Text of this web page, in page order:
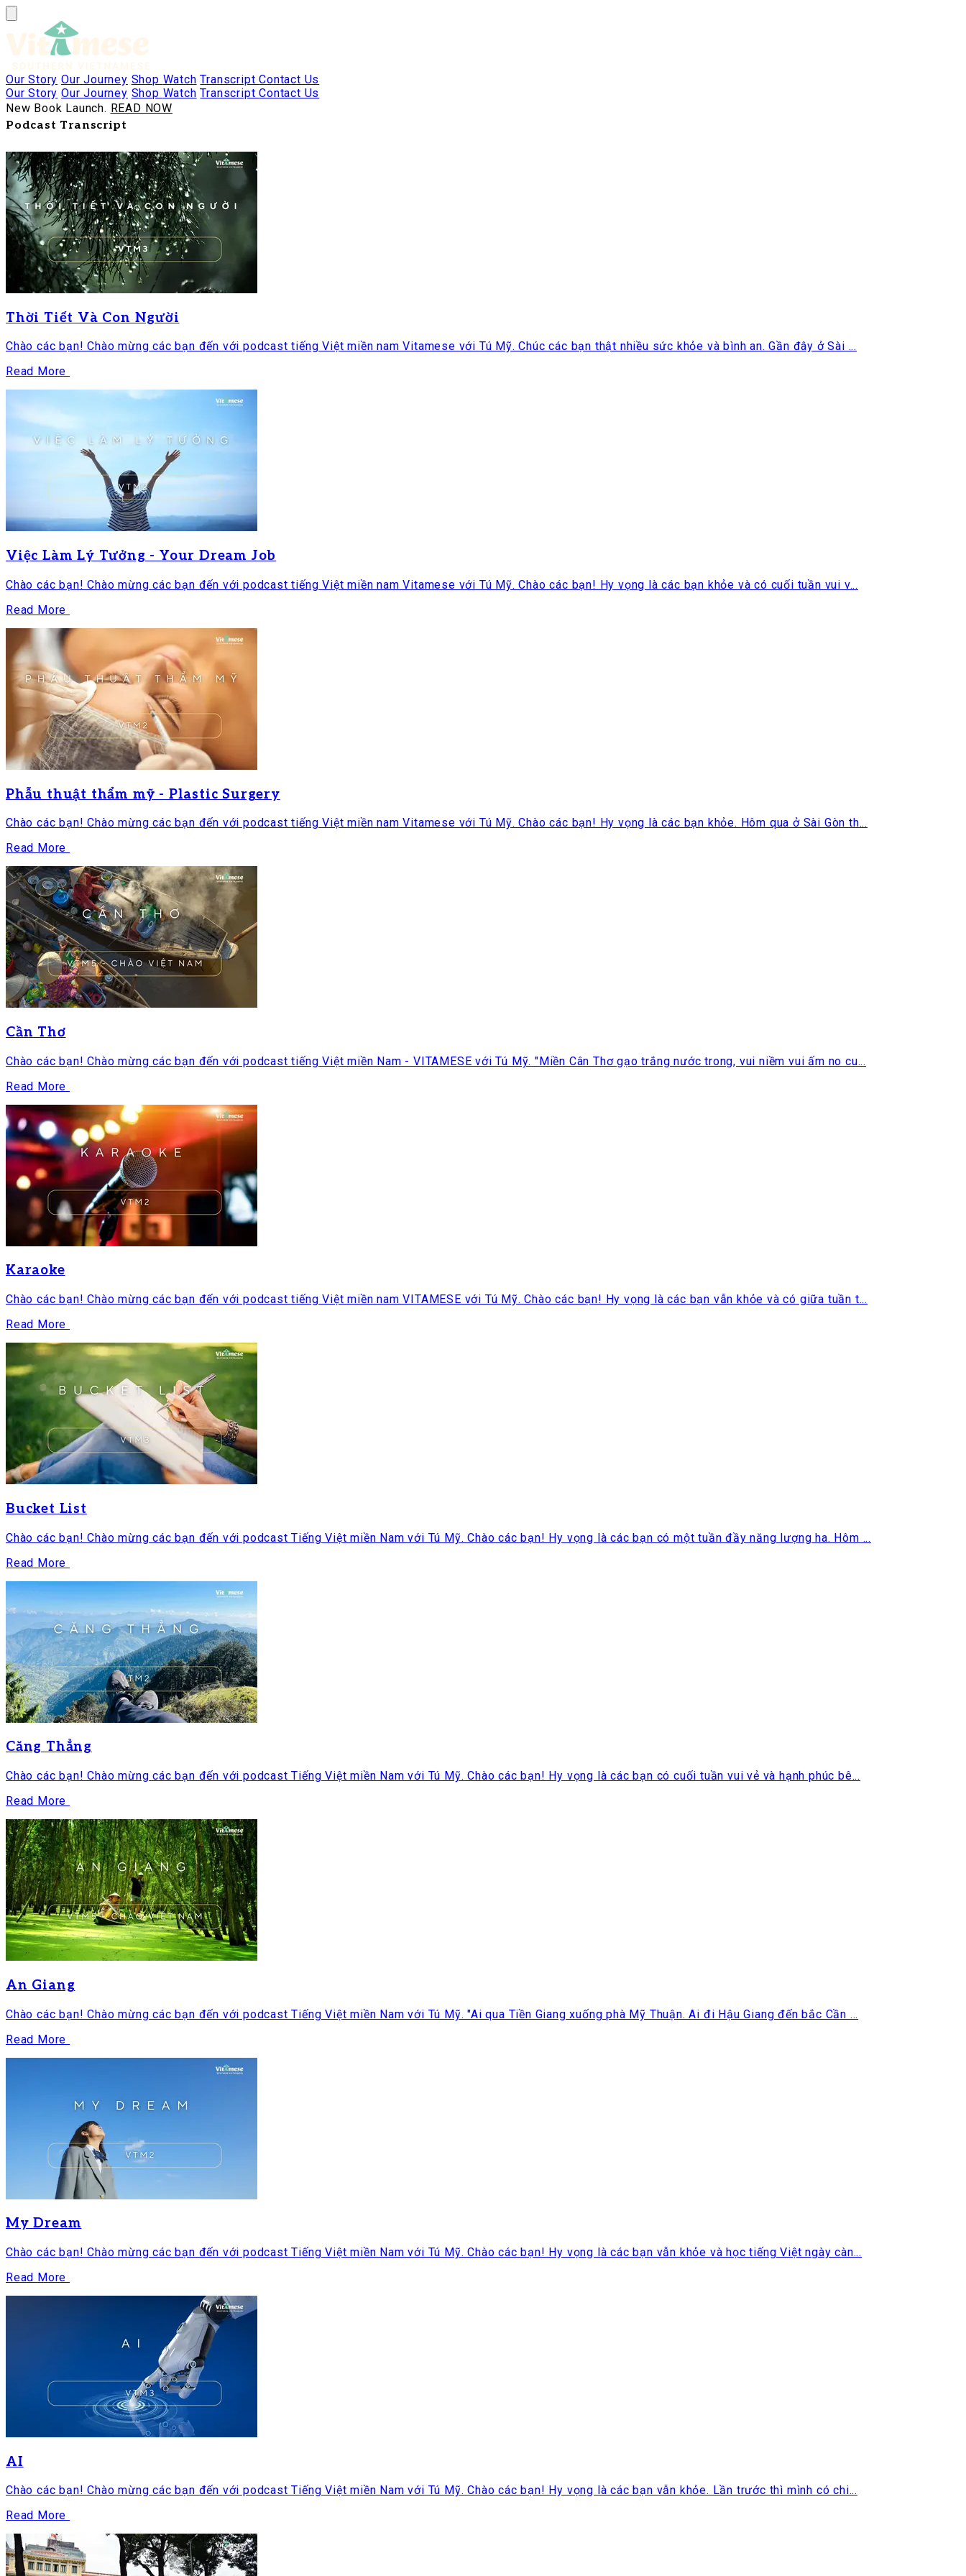
Our Story Our Journey Shop Watch TranscriptContact Us
Our Story Our Journey Shop Watch TranscriptContact Us
New Book Launch. READ NOW
Podcast Transcript
Thời Tiết Và Con Người
Chào các bạn! Chào mừng các bạn đến với podcast tiếng Việt miền nam Vitamese với Tú Mỹ. Chúc các bạn thật nhiều sức khỏe và bình an. Gần đây ở Sài ...
Read More
Việc Làm Lý Tưởng - Your Dream Job
Chào các bạn! Chào mừng các bạn đến với podcast tiếng Việt miền nam Vitamese với Tú Mỹ. Chào các bạn! Hy vọng là các bạn khỏe và có cuối tuần vui v...
Read More
Phẫu thuật thẩm mỹ - Plastic Surgery
Chào các bạn! Chào mừng các bạn đến với podcast tiếng Việt miền nam Vitamese với Tú Mỹ. Chào các bạn! Hy vọng là các bạn khỏe. Hôm qua ở Sài Gòn th...
Read More
Cần Thơ
Chào các bạn! Chào mừng các bạn đến với podcast tiếng Việt miền Nam - VITAMESE với Tú Mỹ. "Miền Cân Thơ gạo trắng nước trong, vui niềm vui ấm no cu...
Read More
Karaoke
Chào các bạn! Chào mừng các bạn đến với podcast tiếng Việt miền nam VITAMESE với Tú Mỹ. Chào các bạn! Hy vọng là các bạn vẫn khỏe và có giữa tuần t...
Read More
Bucket List
Chào các bạn! Chào mừng các bạn đến với podcast Tiếng Việt miền Nam với Tú Mỹ. Chào các bạn! Hy vọng là các bạn có một tuần đầy năng lượng ha. Hôm ...
Read More
Căng Thẳng
Chào các bạn! Chào mừng các bạn đến với podcast Tiếng Việt miền Nam với Tú Mỹ. Chào các bạn! Hy vọng là các bạn có cuối tuần vui vẻ và hạnh phúc bê...
Read More
An Giang
Chào các bạn! Chào mừng các bạn đến với podcast Tiếng Việt miền Nam với Tú Mỹ. "Ai qua Tiền Giang xuống phà Mỹ Thuận. Ai đi Hậu Giang đến bắc Cần ...
Read More
My Dream
Chào các bạn! Chào mừng các bạn đến với podcast Tiếng Việt miền Nam với Tú Mỹ. Chào các bạn! Hy vọng là các bạn vẫn khỏe và học tiếng Việt ngày càn...
Read More
AI
Chào các bạn! Chào mừng các bạn đến với podcast Tiếng Việt miền Nam với Tú Mỹ. Chào các bạn! Hy vọng là các bạn vẫn khỏe. Lần trước thì mình có chi...
Read More